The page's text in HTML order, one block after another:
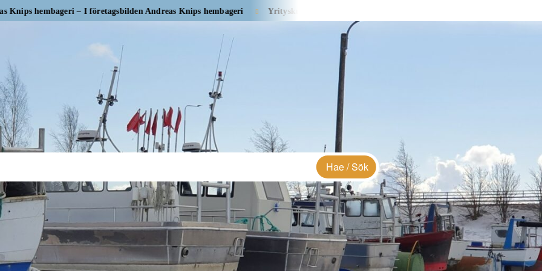
– I företagsbilden Andreas Knips hembageri Yrityskuvassa S&J Creations – i företagsbild